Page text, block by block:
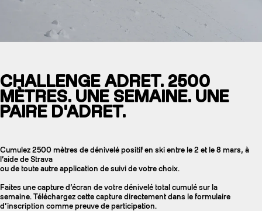
CHALLENGE ADRET. 2500
MÈTRES. UNE SEMAINE. UNE
PAIRE D'ADRET.
Cumulez 2500 mètres de dénivelé positif en ski entre le 2 et le 8 mars, à
l’aide de Strava
ou de toute autre application de suivi de votre choix.
Faites une capture d’écran de votre dénivelé total cumulé sur la
semaine. Téléchargez cette capture directement dans le formulaire
d’inscription comme preuve de participation.